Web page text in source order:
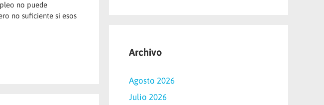
no puede
no suficiente si esos
Archivo
Agosto 2026
Julio 2026